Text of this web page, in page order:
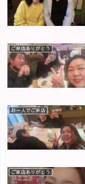
ご来店ありがとう
お一人でご来店
ご来店ありがとう